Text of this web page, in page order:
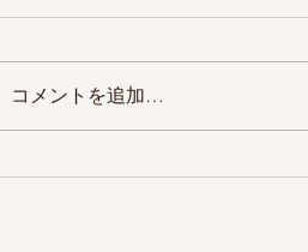
かおり5号植え付け
コメントを追加…